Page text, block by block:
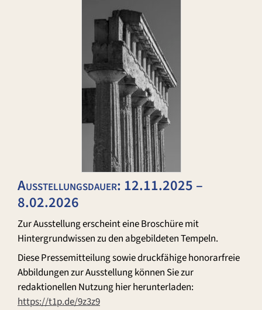
Ausstellungsdauer: 12.11.2025 –
8.02.2026
Zur Ausstellung erscheint eine Broschüre mit
Hintergrundwissen zu den abgebildeten Tempeln.
Diese Pressemitteilung sowie druckfähige honorarfreie
Abbildungen zur Ausstellung können Sie zur
redaktionellen Nutzung hier herunterladen:
https://t1p.de/9z3z9